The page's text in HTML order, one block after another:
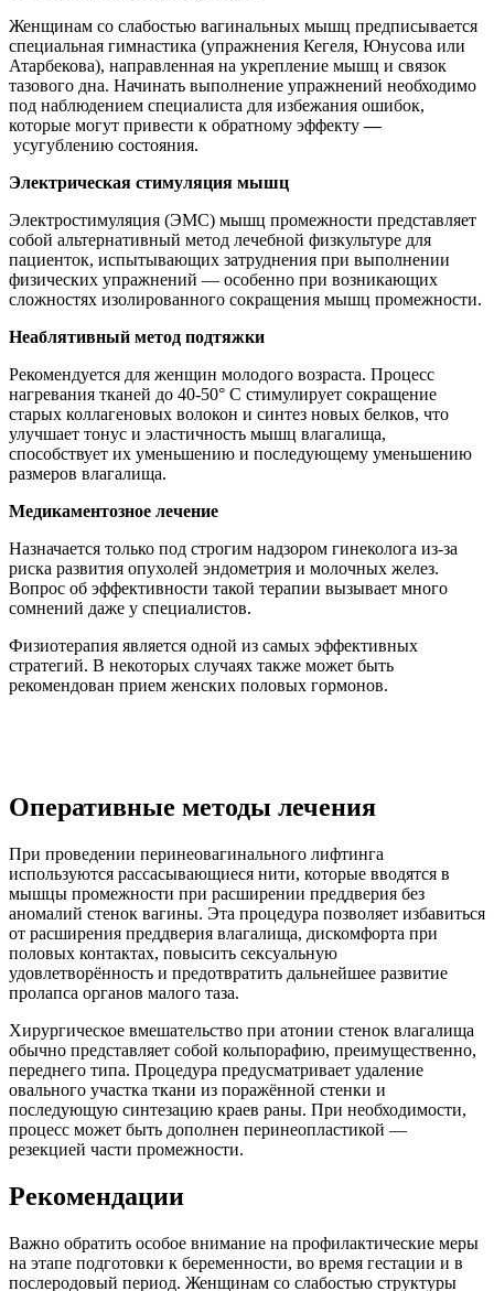
Женщинам со слабостью вагинальных мышц предписывается
специальная гимнастика (упражнения Кегеля, Юнусова или
Атарбекова), направленная на укрепление мышц и связок
тазового дна. Начинать выполнение упражнений необходимо
под наблюдением специалиста для избежания ошибок,
которые могут привести к обратному эффекту—
усугублению состояния.
Электрическая стимуляция мышц
Электростимуляция (ЭМС) мышц промежности представляет
собой альтернативный метод лечебной физкультуре для
пациенток, испытывающих затруднения при выполнении
физических упражнений — особенно при возникающих
сложностях изолированного сокращения мышц промежности.
Неаблятивный метод подтяжки
Рекомендуется для женщин молодого возраста. Процесс
нагревания тканей до 40-50° C стимулирует сокращение
старых коллагеновых волокон и синтез новых белков, что
улучшает тонус и эластичность мышц влагалища,
способствует их уменьшению и последующему уменьшению
размеров влагалища.
Медикаментозное лечение
Назначается только под строгим надзором гинеколога из-за
риска развития опухолей эндометрия и молочных желез.
Вопрос об эффективности такой терапии вызывает много
сомнений даже у специалистов.
Физиотерапия является одной из самых эффективных
стратегий. В некоторых случаях также может быть
рекомендован прием женских половых гормонов.
Оперативные методы лечения
При проведении перинеовагинального лифтинга
используются рассасывающиеся нити, которые вводятся в
мышцы промежности при расширении преддверия без
аномалий стенок вагины. Эта процедура позволяет избавиться
от расширения преддверия влагалища, дискомфорта при
половых контактах, повысить сексуальную
удовлетворённость и предотвратить дальнейшее развитие
пролапса органов малого таза.
Хирургическое вмешательство при атонии стенок влагалища
обычно представляет собой кольпорафию, преимущественно,
переднего типа. Процедура предусматривает удаление
овального участка ткани из поражённой стенки и
последующую синтезацию краев раны. При необходимости,
процесс может быть дополнен перинеопластикой —
резекцией части промежности.
Рекомендации
Важно обратить особое внимание на профилактические меры
на этапе подготовки к беременности, во время гестации и в
послеродовый период. Женщинам со слабостью структуры